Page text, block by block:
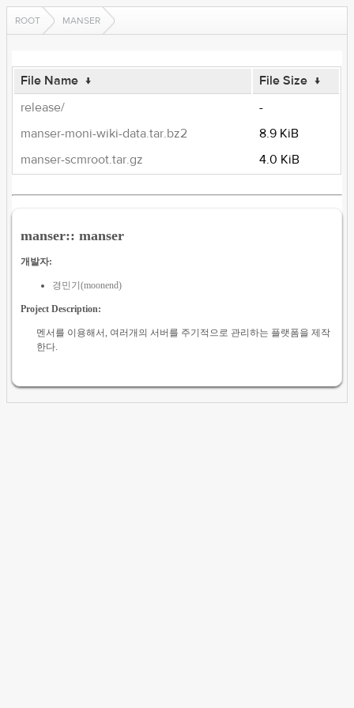
ROOT MANSER
File Name ↓ File Size ↓
release/
-
manser-moni-wiki-data.tar.bz2
8.9 KiB
manser-scmroot.tar.gz
4.0 KiB
manser:: manser
개발자:
경민기(moonend)
Project Description:
멘서를 이용해서, 여러개의 서버를 주기적으로 관리하는 플랫폼을 제작
한다.